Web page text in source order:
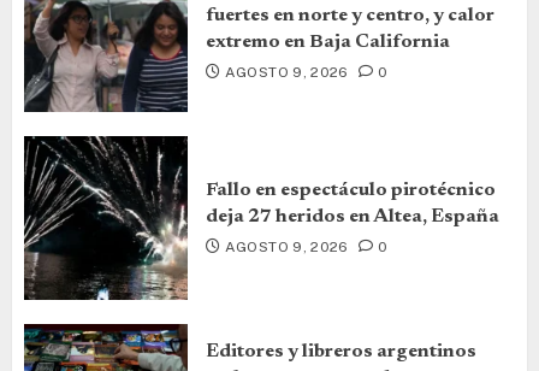
fuertes en norte y centro, y calor
extremo en Baja California
AGOSTO 9, 2026 0
Fallo en espectáculo pirotécnico
deja 27 heridos en Altea, España
AGOSTO 9, 2026 0
Editores y libreros argentinos